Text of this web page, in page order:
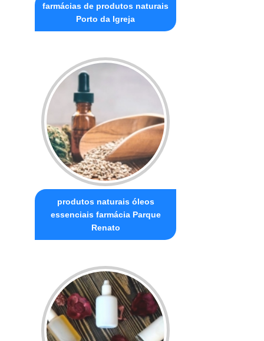
farmácias de produtos naturais
Porto da Igreja
produtos naturais óleos
essenciais farmácia Parque
Renato